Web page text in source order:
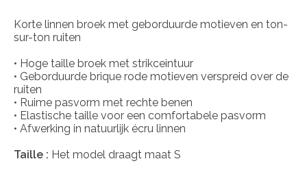
Korte linnen broek met geborduurde motieven en ton-
sur-ton ruiten
• Hoge taille broek met strikceintuur
• Geborduurde brique rode motieven verspreid over de
ruiten
• Ruime pasvorm met rechte benen
• Elastische taille voor een comfortabele pasvorm
• Afwerking in natuurlijk écru linnen
Taille : Het model draagt maat S